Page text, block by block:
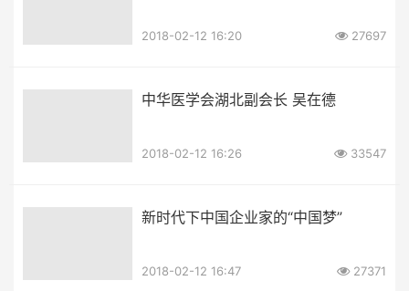
2018-02-12 16:20 27697
中华医学会湖北副会长 吴在德
2018-02-12 16:26 33547
新时代下中国企业家的“中国梦”
2018-02-12 16:47 27371